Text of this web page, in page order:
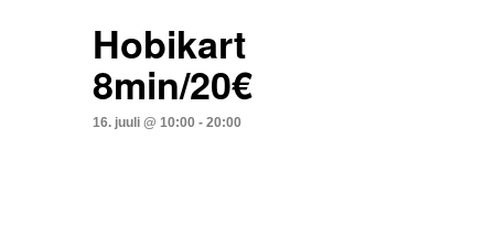
Hobikart
8min/20€
16. juuli @ 10:00 - 20:00